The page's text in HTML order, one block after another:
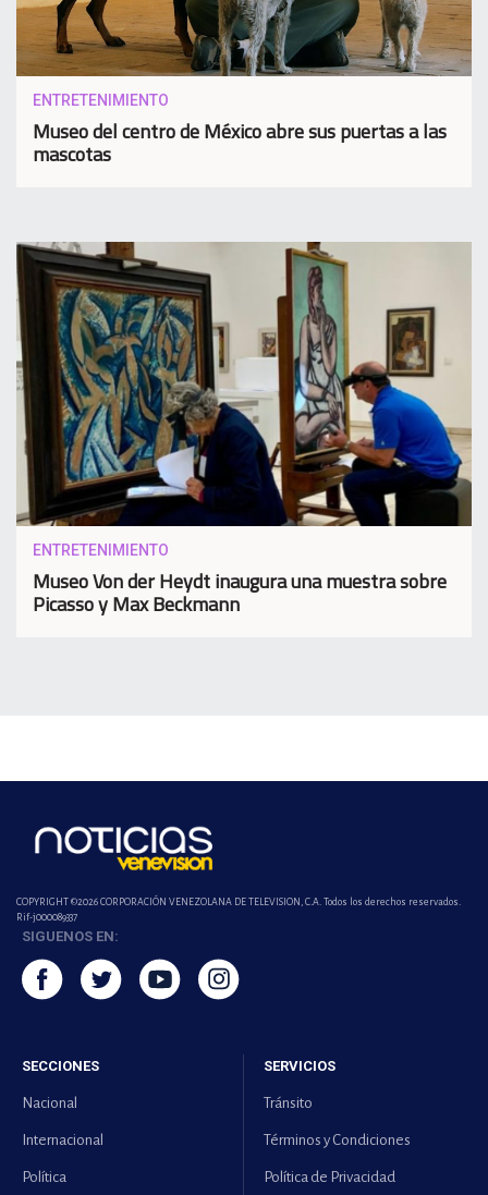
ENTRETENIMIENTO
Museo del centro de México abre sus puertas a las
mascotas
ENTRETENIMIENTO
Museo Von der Heydt inaugura una muestra sobre
Picasso y Max Beckmann
COPYRIGHT ©2026 CORPORACIÓN VENEZOLANA DE TELEVISION, C.A. Todos los derechos reservados.
Rif-j000089337
SIGUENOS EN:
SECCIONES
Nacional
Internacional
Política
SERVICIOS
Tránsito
Términos y Condiciones
Política de Privacidad